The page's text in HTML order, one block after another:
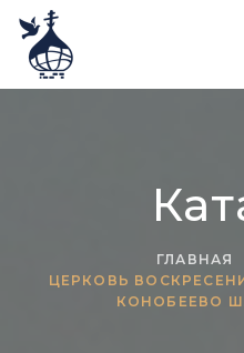
ГЛАВНАЯ
ЦЕРКОВЬ
КОНОБЕЕВО